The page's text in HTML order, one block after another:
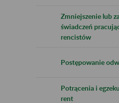
Zmniejszenie lub
świadczeń
rencistów
Postępowanie
Potrącenia i
rent